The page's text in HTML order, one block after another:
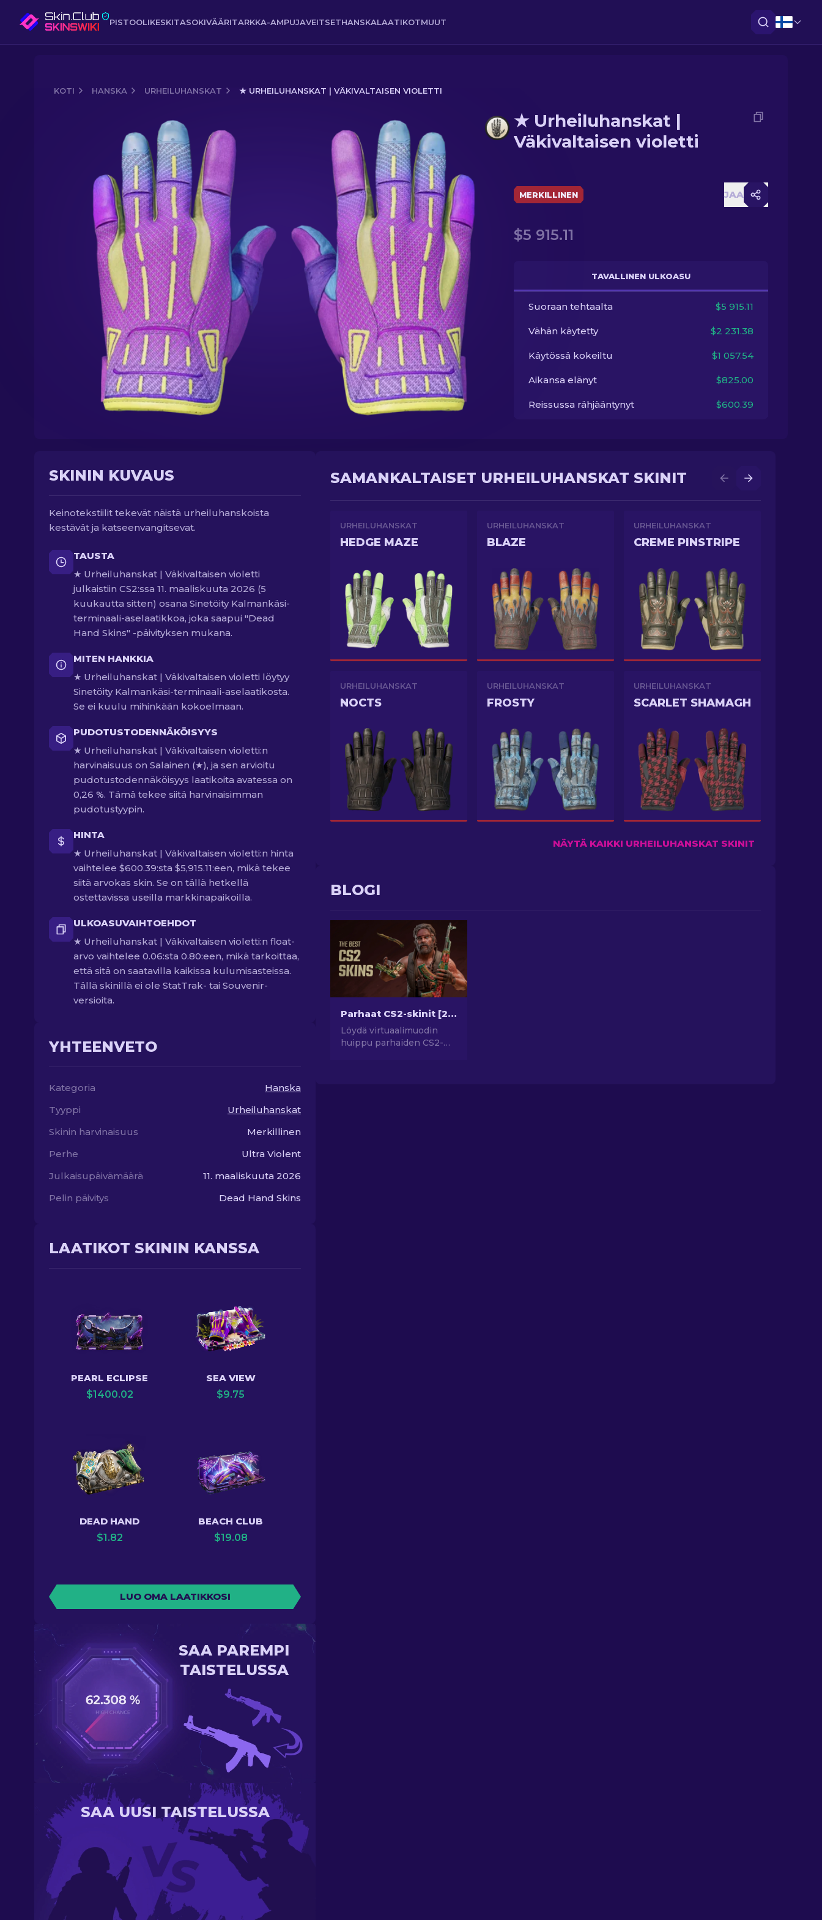
PISTOOLIKESKITASOKIVÄÄRITARKKA-AMPUJAVEITSETHANSKALAATIKOTMUUT
KOTI HANSKA URHEILUHANSKAT ★ URHEILUHANSKAT | VÄKIVALTAISEN VIOLETTI
★ Urheiluhanskat | Väkivaltaisen violetti
★ Urheiluhanskat |
Väkivaltaisen violetti
MERKILLINEN JAA
$5 915.11
TAVALLINEN ULKOASU
Suoraan tehtaalta $5 915.11
Vähän käytetty $2 231.38
Käytössä kokeiltu $1 057.54
Aikansa elänyt $825.00
Reissussa rähjääntynyt $600.39
SKININ KUVAUS
Keinotekstiilit tekevät näistä urheiluhanskoista
kestävät ja katseenvangitsevat.
TAUSTA
★ Urheiluhanskat | Väkivaltaisen violetti
julkaistiin CS2:ssa 11. maaliskuuta 2026 (5
kuukautta sitten) osana Sinetöity Kalmankäsi-
terminaali-aselaatikkoa, joka saapui "Dead
Hand Skins" -päivityksen mukana.
MITEN HANKKIA
★ Urheiluhanskat | Väkivaltaisen violetti löytyy
Sinetöity Kalmankäsi-terminaali-aselaatikosta.
Se ei kuulu mihinkään kokoelmaan.
PUDOTUSTODENNÄKÖISYYS
★ Urheiluhanskat | Väkivaltaisen violetti:n
harvinaisuus on Salainen (★), ja sen arvioitu
pudotustodennäköisyys laatikoita avatessa on
0,26 %. Tämä tekee siitä harvinaisimman
pudotustyypin.
HINTA
★ Urheiluhanskat | Väkivaltaisen violetti:n hinta
vaihtelee $600.39:sta $5,915.11:een, mikä tekee
siitä arvokas skin. Se on tällä hetkellä
ostettavissa useilla markkinapaikoilla.
ULKOASUVAIHTOEHDOT
★ Urheiluhanskat | Väkivaltaisen violetti:n float-
arvo vaihtelee 0.06:sta 0.80:een, mikä tarkoittaa,
että sitä on saatavilla kaikissa kulumisasteissa.
Tällä skinillä ei ole StatTrak- tai Souvenir-
versioita.
YHTEENVETO
Kategoria
Hanska
Tyyppi
Urheiluhanskat
Skinin harvinaisuus
Merkillinen
Perhe
Ultra Violent
Julkaisupäivämäärä
11. maaliskuuta 2026
Pelin päivitys
Dead Hand Skins
LAATIKOT SKININ KANSSA
PEARL ECLIPSE
$1400.02
SEA VIEW
$9.75
DEAD HAND
$1.82
BEACH CLUB
$19.08
LUO OMA LAATIKKOSI
SAA PAREMPI
TAISTELUSSA
SAA UUSI TAISTELUSSA
SAMANKALTAISET URHEILUHANSKAT SKINIT
URHEILUHANSKAT
HEDGE MAZE
URHEILUHANSKAT
BLAZE
URHEILUHANSKAT
CREME PINSTRIPE
URHEILUHANSKAT
NOCTS
URHEILUHANSKAT
FROSTY
URHEILUHANSKAT
SCARLET SHAMAGH
NÄYTÄ KAIKKI URHEILUHANSKAT SKINIT
BLOGI
Parhaat CS2-skinit [2026]
Löydä virtuaalimuodin
huippu parhaiden CS2-